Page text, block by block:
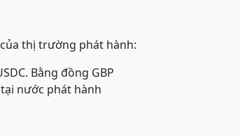
thị trường phát hành:
C. Bằng đồng GBP
nước phát hành